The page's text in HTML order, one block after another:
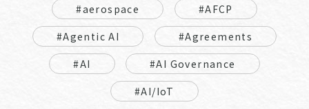
#aerospace
#AFCP
#Agentic AI
#Agreements
#AI
#AI Governance
#AI/IoT